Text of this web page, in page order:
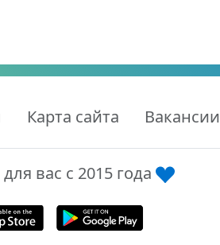
Карта сайта Вакансии
вас с 2015 года